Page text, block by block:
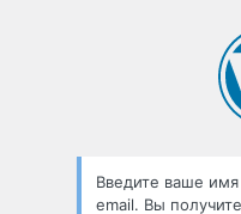
Введите ваше
email. Вы